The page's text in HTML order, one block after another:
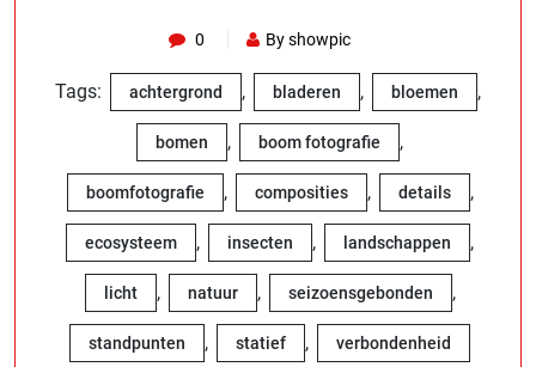
0 By showpic
Tags: achtergrond , bladeren , bloemen ,
bomen , boom fotografie ,
boomfotografie , composities , details ,
ecosysteem , insecten , landschappen ,
licht , natuur , seizoensgebonden ,
standpunten , statief , verbondenheid